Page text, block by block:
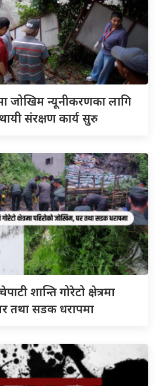
जोखिम न्यूनीकरणका लागि
संरक्षण कार्य सुरु
शान्ति गोरेटो क्षेत्रमा
तथा सडक धरापमा